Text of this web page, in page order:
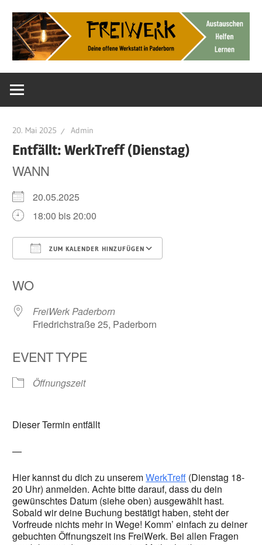
Inhalt
springen
FreiWerk
Paderborn
offene
20. Mai 2025 Admin
Entfällt: WerkTreff (Dienstag)
WANN
20.05.2025
18:00 bis 20:00
ZUM KALENDER HINZUFÜGEN
WO
FreiWerk Paderborn
Friedrichstraße 25, Paderborn
EVENT TYPE
Öffnungszeit
Dieser Termin entfällt
—
Hier kannst du dich zu unseremWerkTreff (Dienstag 18-
20 Uhr) anmelden. Achte bitte darauf, dass du dein
gewünschtes Datum (siehe oben) ausgewählt hast.
Sobald wir deine Buchung bestätigt haben, steht der
Vorfreude nichts mehr in Wege! Komm’ einfach zu deiner
gebuchten Öffnungszeit ins FreiWerk. Bei allen Fragen